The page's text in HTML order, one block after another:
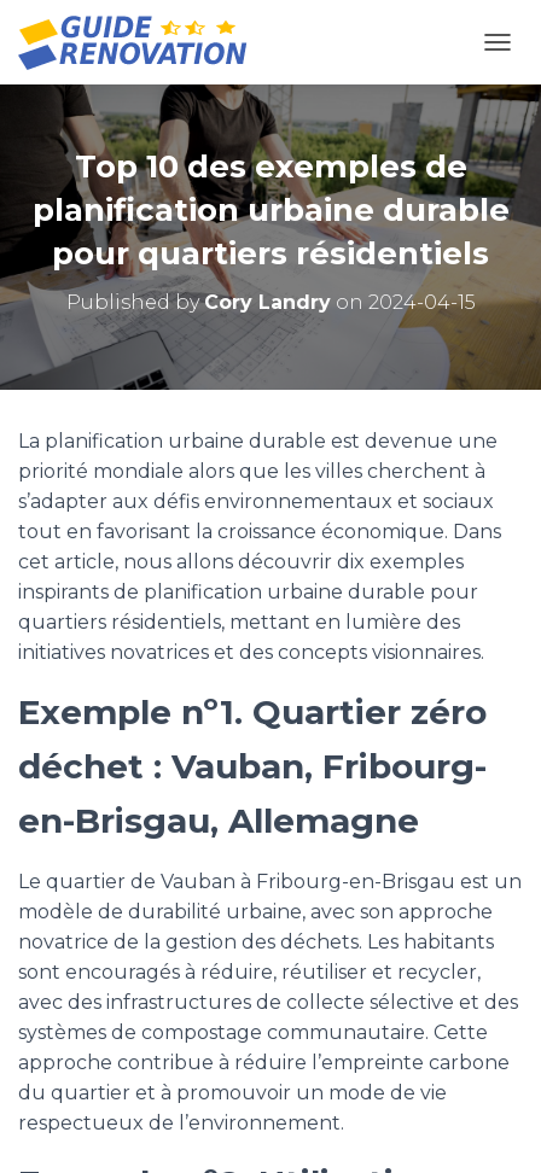
Top 10 des exemples de
planification urbaine durable
pour quartiers résidentiels
Published byCory Landryon 2024-04-15
La planification urbaine durable est devenue une
priorité mondiale alors que les villes cherchent à
s’adapter aux défis environnementaux et sociaux
tout en favorisant la croissance économique. Dans
cet article, nous allons découvrir dix exemples
inspirants de planification urbaine durable pour
quartiers résidentiels, mettant en lumière des
initiatives novatrices et des concepts visionnaires.
Exemple nº1. Quartier zéro
déchet : Vauban, Fribourg-
en-Brisgau, Allemagne
Le quartier de Vauban à Fribourg-en-Brisgau est un
modèle de durabilité urbaine, avec son approche
novatrice de la gestion des déchets. Les habitants
sont encouragés à réduire, réutiliser et recycler,
avec des infrastructures de collecte sélective et des
systèmes de compostage communautaire. Cette
approche contribue à réduire l’empreinte carbone
du quartier et à promouvoir un mode de vie
respectueux de l’environnement.